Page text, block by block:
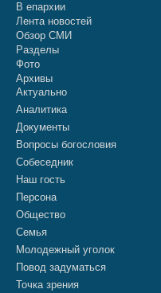
В епархии
Лента новостей
Обзор СМИ
Разделы
Фото
Архивы
Актуально
Аналитика
Документы
Вопросы богословия
Собеседник
Наш гость
Персона
Общество
Семья
Молодежный уголок
Повод задуматься
Точка зрения